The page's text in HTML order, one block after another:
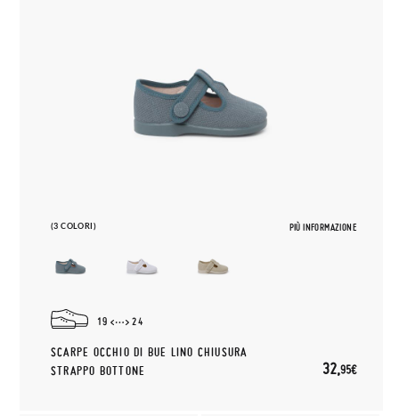
(3 COLORI) PIÙ INFORMAZIONE
19 24
SCARPE OCCHIO DI BUE LINO CHIUSURA
STRAPPO BOTTONE
32,95€